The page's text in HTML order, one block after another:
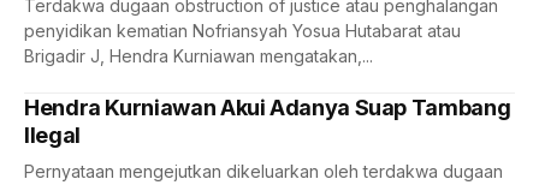
Terdakwa dugaan obstruction of justice atau penghalangan
penyidikan kematian Nofriansyah Yosua Hutabarat atau
Brigadir J, Hendra Kurniawan mengatakan,...
Hendra Kurniawan Akui Adanya Suap Tambang
Ilegal
Pernyataan mengejutkan dikeluarkan oleh terdakwa dugaan